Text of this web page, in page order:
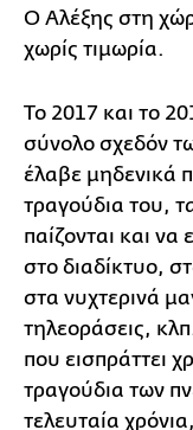
Ο Αλέξης στη
χωρίς τιμωρία.
Το 2017 και το
σύνολο σχεδόν
έλαβε μηδενικά
τραγούδια του,
παίζονται και να
στο διαδίκτυο,
στα νυχτερινά
τηλεοράσεις,
που εισπράττει
τραγούδια των
τελευταία